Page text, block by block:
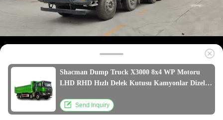
Shacman Dump Truck X3000 8x4 WP Motoru
LHD RHD Hızlı Delek Kutusu Kamyonlar Dizel
Send Inquiry